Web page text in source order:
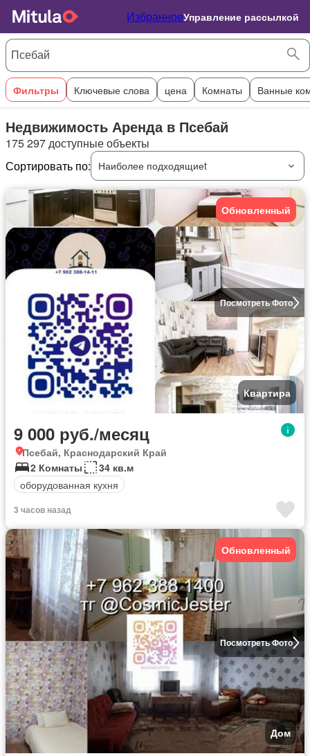
ИзбранноеУправление рассылкой
Фильтры Ключевые слова цена Комнаты Ванные
Недвижимость Аренда в Псебай
175 297 доступные объекты
Сортировать по:
Наиболее подходящиеt
Посмотреть Фото
Обновленный
Квартира
9 000 руб./месяц
Псебай, Краснодарский Край
2 Комнаты
34 кв.м
оборудованная кухня
3 часов назад
Посмотреть Фото
Обновленный
Дом